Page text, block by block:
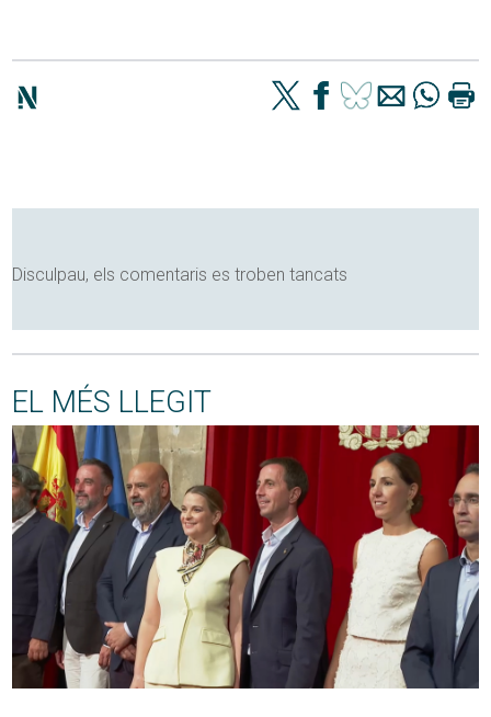
Disculpau, els comentaris es troben tancats
EL MÉS LLEGIT